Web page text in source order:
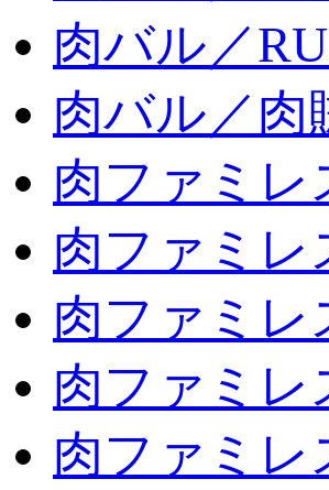
肉バル／
肉バル／肉
肉ファミレ
肉ファミレ
肉ファミレ
肉ファミレ
肉ファミ